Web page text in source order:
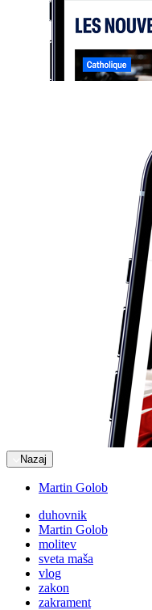
Nazaj
Martin Golob
duhovnik
Martin Golob
molitev
sveta maša
vlog
zakon
zakrament